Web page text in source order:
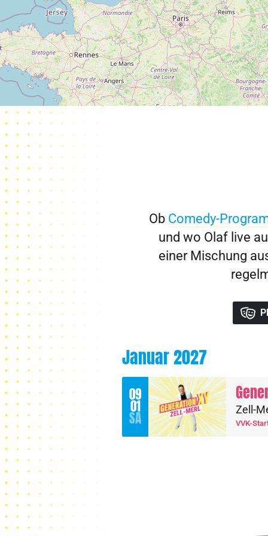
Ob Comedy-
und wo Olaf live
einer Mischung
Januar 2027
09
01
SA Zell-
VVK-